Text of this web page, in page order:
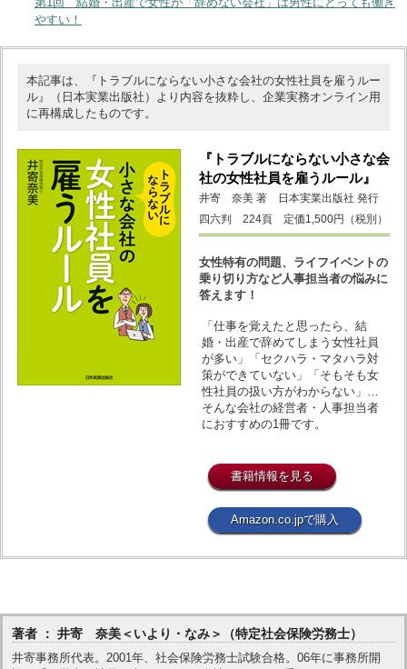
やすい！
本記事は、『トラブルにならない小さな会社の女性社員を雇うルー
ル』（日本実業出版社）より内容を抜粋し、企業実務オンライン用
に再構成したものです。
『トラブルにならない小さな会
社の女性社員を雇うルール』
井寄 奈美 著 日本実業出版社 発行
四六判 224頁 定価1,500円（税別）
女性特有の問題、ライフイベントの
乗り切り方など人事担当者の悩みに
答えます！
「仕事を覚えたと思ったら、結
婚・出産で辞めてしまう女性社員
が多い」「セクハラ・マタハラ対
策ができていない」「そもそも女
性社員の扱い方がわからない」…
そんな会社の経営者・人事担当者
におすすめの1冊です。
書籍情報を見る
Amazon.co.jpで購入
著者 ： 井寄 奈美＜いより・なみ＞（特定社会保険労務士）
井寄事務所代表。2001年、社会保険労務士試験合格。06年に事務所開